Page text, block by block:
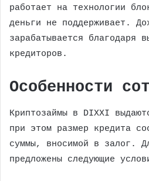
работает на технологии
деньги не поддерживает.
зарабатывается благодаря
кредиторов.
Особенности
Криптозаймы в DIXXI
при этом размер кредита
суммы, вносимой в залог.
предложены следующие